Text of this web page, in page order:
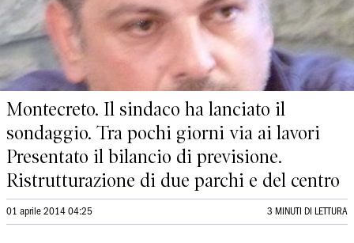
Montecreto. Il sindaco ha lanciato il
sondaggio. Tra pochi giorni via ai lavori
Presentato il bilancio di previsione.
Ristrutturazione di due parchi e del centro
01 aprile 2014 04:25 3 MINUTI DI LETTURA